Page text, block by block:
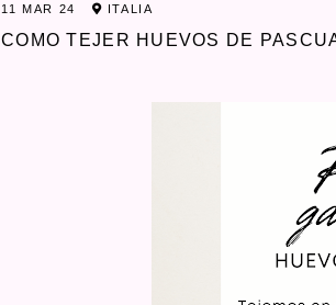
11 MAR 24 ITALIA
COMO TEJER HUEVOS DE